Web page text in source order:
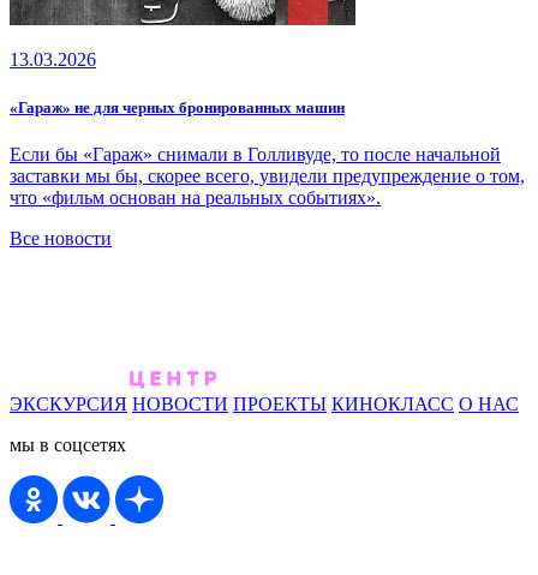
13.03.2026
«Гараж» не для черных бронированных машин
Если бы «Гараж» снимали в Голливуде, то после начальной
заставки мы бы, скорее всего, увидели предупреждение о том,
что «фильм основан на реальных событиях».
Все новости
ЭКСКУРСИЯ НОВОСТИ ПРОЕКТЫ КИНОКЛАСС О НАС
мы в соцсетях